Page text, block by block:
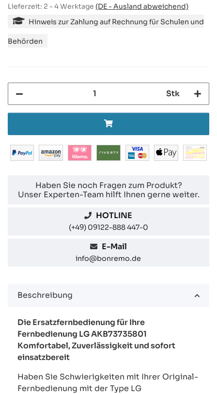
Lieferzeit: 2 - 4 Werktage (DE - Ausland abweichend)
Hinweis zur Zahlung auf Rechnung für Schulen und
Behörden
Stk
Haben Sie noch Fragen zum Produkt?
Unser Experten-Team hilft Ihnen gerne weiter.
HOTLINE
(+49) 09122-888 447-0
E-Mail
info@bonremo.de
Beschreibung
Die Ersatzfernbedienung für Ihre
Fernbedienung LG AKB73735801
Komfortabel, Zuverlässigkeit und sofort
einsatzbereit
Haben Sie Schwierigkeiten mit Ihrer Original-
Fernbedienung mit der Type LG